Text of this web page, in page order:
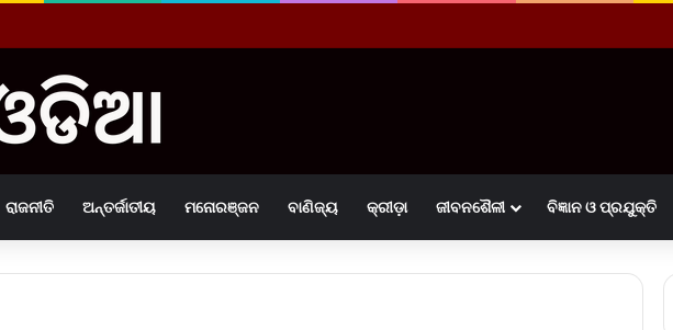
ରାଜନୀତି ଅନ୍ତର୍ଜାତୀୟ ମନୋରଞ୍ଜନ ବାଣିଜ୍ୟ କ୍ରୀଡ଼ା ଜୀବନଶୈଳୀ ବିଜ୍ଞାନ ଓ ପ୍ରଯୁକ୍ତି